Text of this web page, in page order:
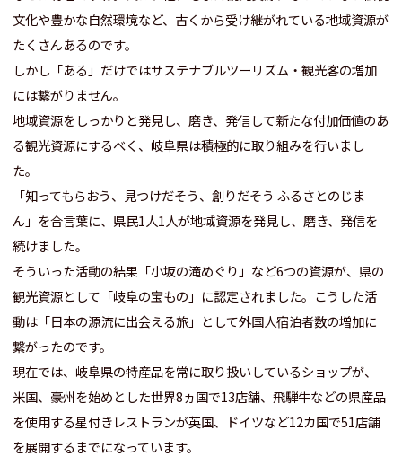
文化や豊かな自然環境など、古くから受け継がれている地域資源が
たくさんあるのです。
しかし「ある」だけではサステナブルツーリズム・観光客の増加
には繋がりません。
地域資源をしっかりと発見し、磨き、発信して新たな付加価値のあ
る観光資源にするべく、岐阜県は積極的に取り組みを行いまし
た。
「知ってもらおう、見つけだそう、創りだそう ふるさとのじま
ん」を合言葉に、県民1人1人が地域資源を発見し、磨き、発信を
続けました。
そういった活動の結果「小坂の滝めぐり」など6つの資源が、県の
観光資源として「岐阜の宝もの」に認定されました。こうした活
動は「日本の源流に出会える旅」として外国人宿泊者数の増加に
繋がったのです。
現在では、岐阜県の特産品を常に取り扱いしているショップが、
米国、豪州を始めとした世界8ヵ国で13店舗、飛騨牛などの県産品
を使用する星付きレストランが英国、ドイツなど12カ国で51店舗
を展開するまでになっています。